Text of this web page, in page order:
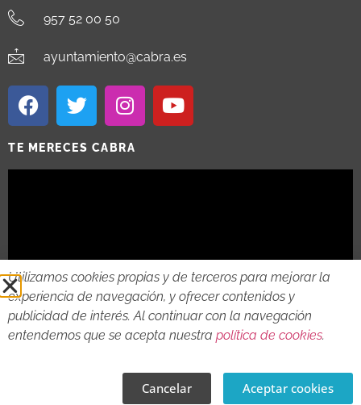
957 52 00 50
ayuntamiento@cabra.es
TE MERECES CABRA
2018 - 2026 © AYTO DE CABRA AVISO LEGAL
Utilizamos cookies propias y de terceros para mejorar la
experiencia de navegación, y ofrecer contenidos y
publicidad de interés. Al continuar con la navegación
entendemos que se acepta nuestra política de cookies.
Cancelar Aceptar cookies